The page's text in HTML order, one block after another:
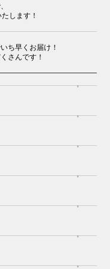
します！
ち早くお届け！
さんです！